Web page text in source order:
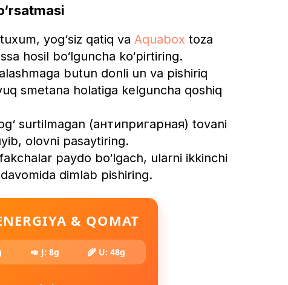
yog‘siz qatiq va Aquabox toza
hosil bo‘lguncha ko‘pirtiring.
butun donli un va pishiriq
smetana holatiga kelguncha qoshiq
surtilmagan (антипригарная) tovani
olovni pasaytiring.
paydo bo‘lgach, ularni ikkinchi
dimlab pishiring.
& QOMAT
🥑 J: 8g 🌾 U: 48g